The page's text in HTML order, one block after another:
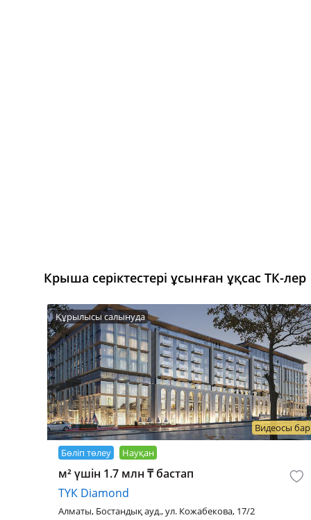
Крыша серіктестері ұсынған ұқсас ТК-лер
Құрылысы салынуда
Видеосы бар
Бөліп төлеу
Науқан
м² үшін 1.7 млн ₸ бастап
ТҮК Diamond
Алматы, Бостандық ауд., ул. Кожабекова, 17/2